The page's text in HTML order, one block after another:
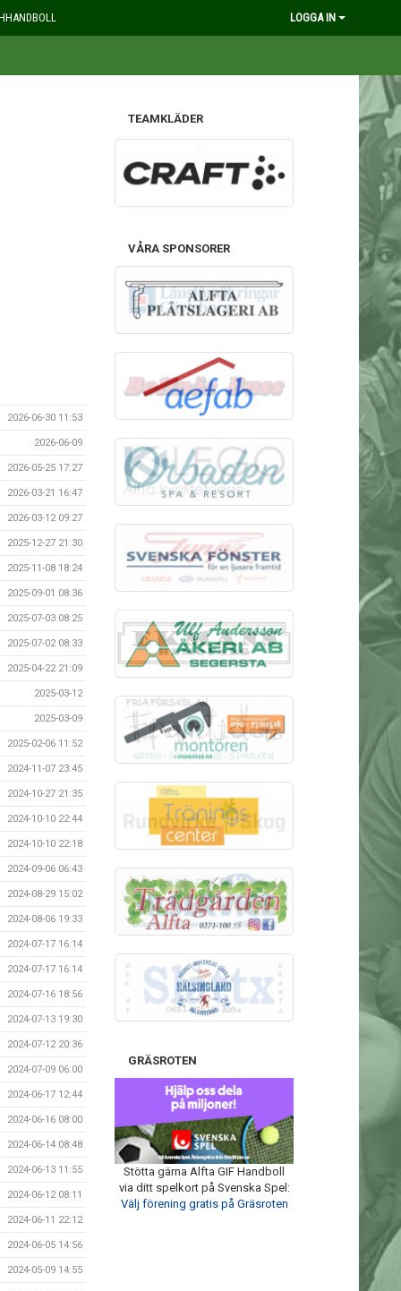
LOGGA IN
2026-06-30 11:53
2026-06-09
2026-05-25 17:27
2026-03-21 16:47
2026-03-12 09:27
2025-12-27 21:30
2025-11-08 18:24
2025-09-01 08:36
2025-07-03 08:25
2025-07-02 08:33
2025-04-22 21:09
2025-03-12
2025-03-09
2025-02-06 11:52
2024-11-07 23:45
2024-10-27 21:35
2024-10-10 22:44
2024-10-10 22:18
2024-09-06 06:43
2024-08-29 15:02
2024-08-06 19:33
2024-07-17 16:14
2024-07-17 16:14
2024-07-16 18:56
2024-07-13 19:30
2024-07-12 20:36
2024-07-09 06:00
2024-06-17 12:44
2024-06-16 08:00
2024-06-14 08:48
2024-06-13 11:55
2024-06-12 08:11
2024-06-11 22:12
2024-06-05 14:56
2024-05-09 14:55
TEAMKLÄDER
VÅRA SPONSORER
GRÄSROTEN
Stötta gärna Alfta GIF Handboll
via ditt spelkort på Svenska Spel:
Välj förening gratis på Gräsroten